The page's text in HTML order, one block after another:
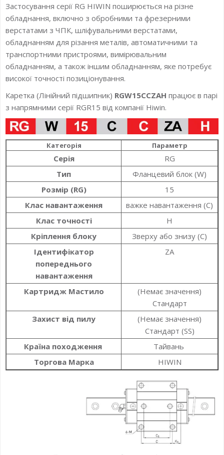
Застосування серії RG HIWIN поширюється на різне
обладнання, включно з обробними та фрезерними
верстатами з ЧПК, шліфувальними верстатами,
обладнанням для різання металів, автоматичними та
транспортними пристроями, вимірювальним
обладнанням, а також іншим обладнанням, яке потребує
високої точності позиціонування.
Каретка (Лінійний підшипник) RGW15CCZAH працює в парі
з напрямними серії RGR15 від компанії Hiwin.
Категорія Параметр
Серія
RG
Тип
Фланцевий блок (W)
Розмір (RG)
15
Клас навантаження
важке навантаження (C)
Клас точності
H
Кріплення блоку
Зверху або знизу (C)
Ідентифікатор
попереднього
навантаження
ZA
Картридж Мастило
(Немає значення)
Стандарт
Захист від пилу
(Немає значення)
Стандарт (SS)
Країна походження
Тайвань
Торгова Марка
HIWIN